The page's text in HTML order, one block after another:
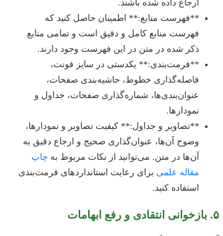
ارجاع داده شده باشند.
**فهرست منابع:** اطمینان حاصل کنید که
فهرست منابع کامل و دقیق است و تمامی منابع
ذکر شده در متن در این فهرست وجود دارند.
**فرمت‌بندی:** یکدستی در سایز فونت،
فاصله‌گذاری خطوط، حاشیه‌بندی صفحات،
عنوان‌بندی‌ها، شماره‌گذاری صفحات، جداول و
نمودارها.
**تصاویر و جداول:** کیفیت تصاویر و نمودارها،
وضوح آن‌ها، عنوان‌گذاری صحیح و ارجاع دقیق به
آن‌ها در متن. می‌توانید از نکات مربوط به چاپ
مقاله علمی برای رعایت استانداردهای فرمت‌بندی
استفاده کنید.
۵. بازخوانی انتقادی و رفع ابهامات